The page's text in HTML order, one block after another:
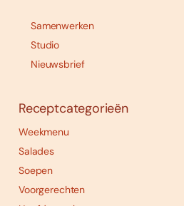
Samenwerken
Studio
Nieuwsbrief
Receptcategorieën
Weekmenu
Salades
Soepen
Voorgerechten